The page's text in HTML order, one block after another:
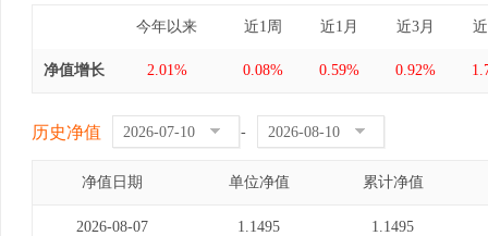
今年以来 近1周 近1月 近3月
净值增长 2.01% 0.08% 0.59% 0.92%
历史净值 -
净值日期 单位净值 累计净值
2026-08-07 1.1495 1.1495